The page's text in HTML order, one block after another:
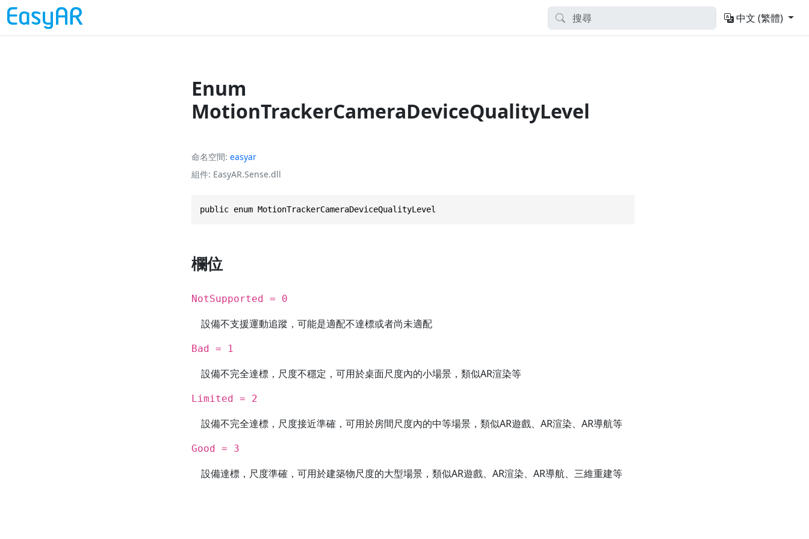
中文 (繁體)
Enum
MotionTrackerCameraDeviceQualityLevel
命名空間 easyar
組件 EasyAR.Sense.dll
public enum MotionTrackerCameraDeviceQualityLevel
欄位
NotSupported = 0
設備不支援運動追蹤，可能是適配不達標或者尚未適配
Bad = 1
設備不完全達標，尺度不穩定，可用於桌面尺度內的小場景，類似AR渲染等
Limited = 2
設備不完全達標，尺度接近準確，可用於房間尺度內的中等場景，類似AR遊戲、AR渲染、AR導航等
Good = 3
設備達標，尺度準確，可用於建築物尺度的大型場景，類似AR遊戲、AR渲染、AR導航、三維重建等